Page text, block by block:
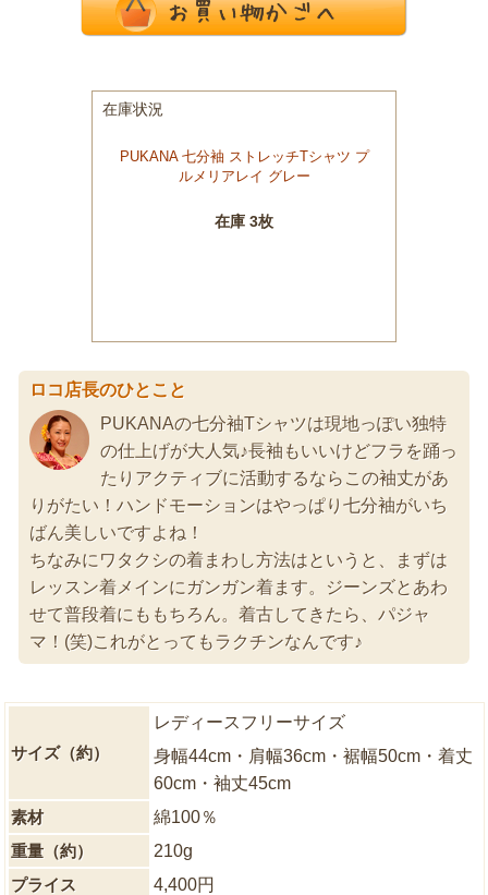
ロコ店長のひとこと
PUKANAの七分袖Tシャツは現地っぽい独特
の仕上げが大人気♪長袖もいいけどフラを踊っ
たりアクティブに活動するならこの袖丈があ
りがたい！ハンドモーションはやっぱり七分袖がいち
ばん美しいですよね！
ちなみにワタクシの着まわし方法はというと、まずは
レッスン着メインにガンガン着ます。ジーンズとあわ
せて普段着にももちろん。着古してきたら、パジャ
マ！(笑)これがとってもラクチンなんです♪
サイズ（約）
レディースフリーサイズ
身幅44cm・肩幅36cm・裾幅50cm・着丈
60cm・袖丈45cm
素材
綿100％
重量（約）
210g
プライス
4,400円